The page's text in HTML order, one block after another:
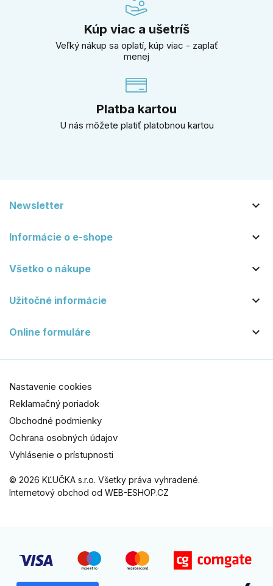
Kúp viac a ušetríš
Veľký nákup sa oplatí, kúp viac - zaplať
menej
Platba kartou
U nás môžete platiť platobnou kartou
Newsletter 
Informácie o e-shope 
Všetko o nákupe 
Užitočné informácie 
Online formuláre 
© 2026 KĽUČKA s.r.o. Všetky práva vyhradené.
Internetový obchod od WEB-ESHOP.CZ
Nastavenie cookies
Reklamačný poriadok
Obchodné podmienky
Ochrana osobných údajov
Vyhlásenie o prístupnosti